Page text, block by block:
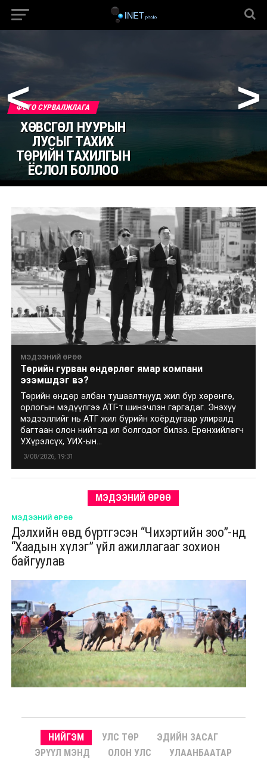
< >
ФОТО СУРВАЛЖЛАГА
ХӨВСГӨЛ НУУРЫН
ЛУСЫГ ТАХИХ
ТӨРИЙН ТАХИЛГЫН
ЁСЛОЛ БОЛЛОО
МЭДЭЭНИЙ ӨРӨӨ
Төрийн гурван өндөрлөг ямар компани
эзэмшдэг вэ?
Төрийн өндөр албан тушаалтнууд жил бүр хөрөнгө,
орлогын мэдүүлгээ АТГ-т шинэчлэн гаргадаг. Энэхүү
мэдээллийг нь АТГ жил бүрийн хоёрдугаар улиралд
багтаан олон нийтэд ил болгодог билээ. Ерөнхийлөгч
У.Хүрэлсүх, УИХ-ын...
3/08/2026, 19:31
МЭДЭЭНИЙ ӨРӨӨ
МЭДЭЭНИЙ ӨРӨӨ
Дэлхийн өвд бүртгэсэн “Чихэртийн зоо”-нд
“Хаадын хүлэг” үйл ажиллагааг зохион
байгуулав
НИЙГЭМ УЛС ТӨР
ЭДИЙН ЗАСАГ
ЭРҮҮЛ МЭНД
ОЛОН УЛС УЛААНБААТАР